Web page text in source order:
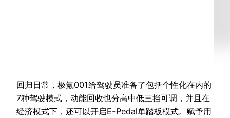
回归日常，极氪001给驾驶员准备了包括个性化在内的
7种驾驶模式，动能回收也分高中低三挡可调，并且在
经济模式下，还可以开启E-Pedal单踏板模式。赋予用